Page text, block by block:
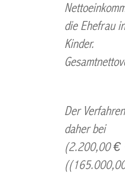
die Ehefrau
Kinder.
Der
daher bei
(2.200,00